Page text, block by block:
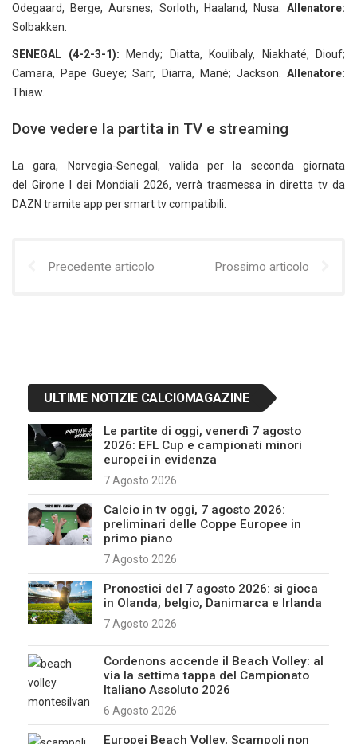
Odegaard, Berge, Aursnes; Sorloth, Haaland, Nusa. Allenatore:
Solbakken.
SENEGAL (4-2-3-1): Mendy; Diatta, Koulibaly, Niakhaté, Diouf;
Camara, Pape Gueye; Sarr, Diarra, Mané; Jackson. Allenatore:
Thiaw.
Dove vedere la partita in TV e streaming
La gara, Norvegia-Senegal, valida per la seconda giornata
del Girone I dei Mondiali 2026, verrà trasmessa in diretta tv da
DAZN tramite app per smart tv compatibili.
Precedente articolo Prossimo articolo
ULTIME NOTIZIE CALCIOMAGAZINE
Le partite di oggi, venerdì 7 agosto
2026: EFL Cup e campionati minori
europei in evidenza
7 Agosto 2026
Calcio in tv oggi, 7 agosto 2026:
preliminari delle Coppe Europee in
primo piano
7 Agosto 2026
Pronostici del 7 agosto 2026: si gioca
in Olanda, belgio, Danimarca e Irlanda
7 Agosto 2026
Cordenons accende il Beach Volley: al
via la settima tappa del Campionato
Italiano Assoluto 2026
6 Agosto 2026
Europei Beach Volley, Scampoli non